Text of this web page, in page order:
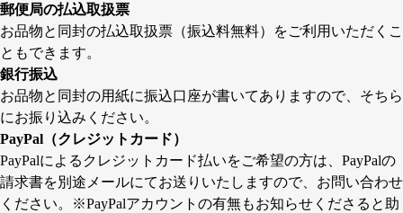
郵便局の払込取扱票
お品物と同封の払込取扱票（振込料無料）をご利用いただくこ
ともできます。
銀行振込
お品物と同封の用紙に振込口座が書いてありますので、そちら
にお振り込みください。
PayPal（クレジットカード）
PayPalによるクレジットカード払いをご希望の方は、PayPalの
請求書を別途メールにてお送りいたしますので、お問い合わせ
ください。※PayPalアカウントの有無もお知らせくださると助